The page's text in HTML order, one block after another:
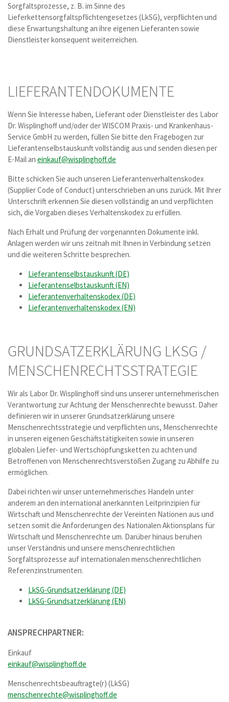
Sorgfaltsprozesse, z. B. im Sinne des
Lieferkettensorgfaltspflichtengesetzes (LkSG), verpflichten und
diese Erwartungshaltung an ihre eigenen Lieferanten sowie
Dienstleister konsequent weiterreichen.
LIEFERANTENDOKUMENTE
Wenn Sie Interesse haben, Lieferant oder Dienstleister des Labor
Dr. Wisplinghoff und/oder der WISCOM Praxis- und Krankenhaus-
Service GmbH zu werden, füllen Sie bitte den Fragebogen zur
Lieferantenselbstauskunft vollständig aus und senden diesen per
E-Mail an einkauf@wisplinghoff.de
Bitte schicken Sie auch unseren Lieferantenverhaltenskodex
(Supplier Code of Conduct) unterschrieben an uns zurück. Mit Ihrer
Unterschrift erkennen Sie diesen vollständig an und verpflichten
sich, die Vorgaben dieses Verhaltenskodex zu erfüllen.
Nach Erhalt und Prüfung der vorgenannten Dokumente inkl.
Anlagen werden wir uns zeitnah mit Ihnen in Verbindung setzen
und die weiteren Schritte besprechen.
Lieferantenselbstauskunft (DE)
Lieferantenselbstauskunft (EN)
Lieferantenverhaltenskodex (DE)
Lieferantenverhaltenskodex (EN)
GRUNDSATZERKLÄRUNG LKSG /
MENSCHENRECHTSSTRATEGIE
Wir als Labor Dr. Wisplinghoff sind uns unserer unternehmerischen
Verantwortung zur Achtung der Menschenrechte bewusst. Daher
definieren wir in unserer Grundsatzerklärung unsere
Menschenrechtsstrategie und verpflichten uns, Menschenrechte
in unseren eigenen Geschäftstätigkeiten sowie in unseren
globalen Liefer- und Wertschöpfungsketten zu achten und
Betroffenen von Menschenrechtsverstößen Zugang zu Abhilfe zu
ermöglichen.
Dabei richten wir unser unternehmerisches Handeln unter
anderem an den international anerkannten Leitprinzipien für
Wirtschaft und Menschenrechte der Vereinten Nationen aus und
setzen somit die Anforderungen des Nationalen Aktionsplans für
Wirtschaft und Menschenrechte um. Darüber hinaus beruhen
unser Verständnis und unsere menschenrechtlichen
Sorgfaltsprozesse auf internationalen menschenrechtlichen
Referenzinstrumenten.
LkSG-Grundsatzerklärung (DE)
LkSG-Grundsatzerklärung (EN)
ANSPRECHPARTNER:
Einkauf
einkauf@wisplinghoff.de
Menschenrechtsbeauftragte(r) (LkSG)
menschenrechte@wisplinghoff.de